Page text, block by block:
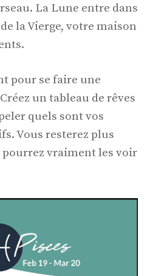
La Lune entre dans
la Vierge, votre maison
pour se faire une
un tableau de rêves
quels sont vos
Vous resterez plus
pourrez vraiment les voir